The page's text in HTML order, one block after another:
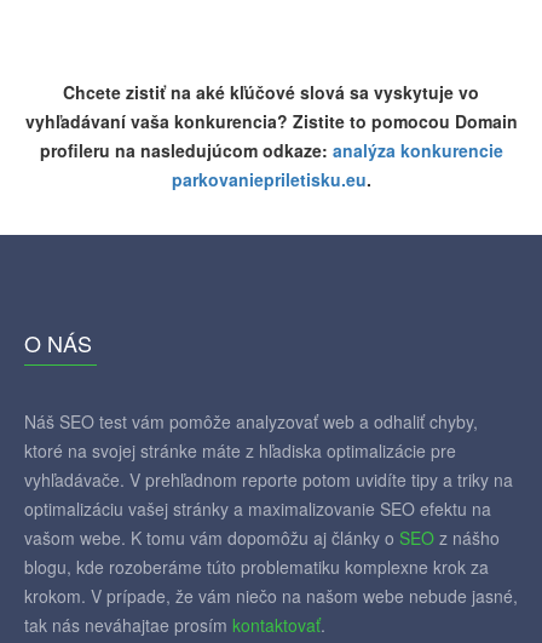
Chcete zistiť na aké kľúčové slová sa vyskytuje vo
vyhľadávaní vaša konkurencia? Zistite to pomocou Domain
profileru na nasledujúcom odkaze: analýza konkurencie
parkovaniepriletisku.eu.
O NÁS
Náš SEO test vám pomôže analyzovať web a odhaliť chyby,
ktoré na svojej stránke máte z hľadiska optimalizácie pre
vyhľadávače. V prehľadnom reporte potom uvidíte tipy a triky na
optimalizáciu vašej stránky a maximalizovanie SEO efektu na
vašom webe. K tomu vám dopomôžu aj články o SEO z nášho
blogu, kde rozoberáme túto problematiku komplexne krok za
krokom. V prípade, že vám niečo na našom webe nebude jasné,
tak nás neváhajtae prosím kontaktovať.